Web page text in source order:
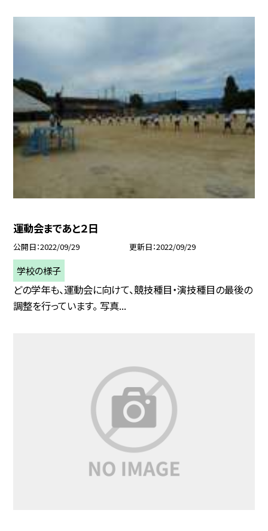
運動会まであと２日
公開日 2022/09/29 更新日 2022/09/29
学校の様子
どの学年も、運動会に向けて、競技種目・演技種目の最後の
調整を行っています。 写真...